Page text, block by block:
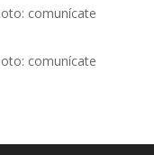
comunícate
comunícate